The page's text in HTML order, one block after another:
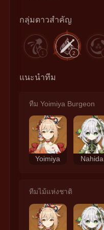
กลุ่มดาวสำคัญ
1 2
แนะนำทีม
ทีม Yoimiya Burgeon
Yoimiya Nahida
ทีมไม้แห่งชาติ